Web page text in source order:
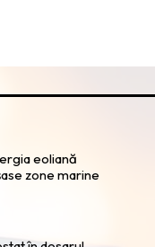
eoliană
zone marine